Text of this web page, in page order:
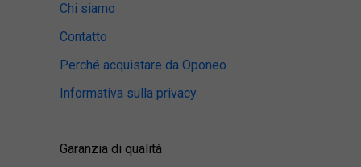
Chi siamo
Contatto
Perché acquistare da Oponeo
Informativa sulla privacy
Garanzia di qualità